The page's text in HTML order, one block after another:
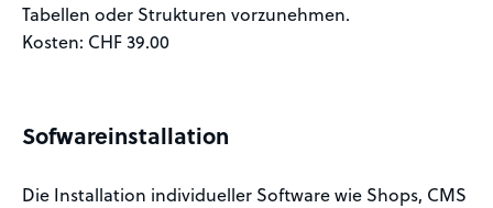
Tabellen oder Strukturen vorzunehmen.
Kosten: CHF 39.00
Sofwareinstallation
Die Installation individueller Software wie Shops, CMS